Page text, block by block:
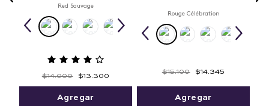
Red Sauvage
$14.000 $13.300
Agregar
Rouge Célébration
$15.100 $14.345
Agregar